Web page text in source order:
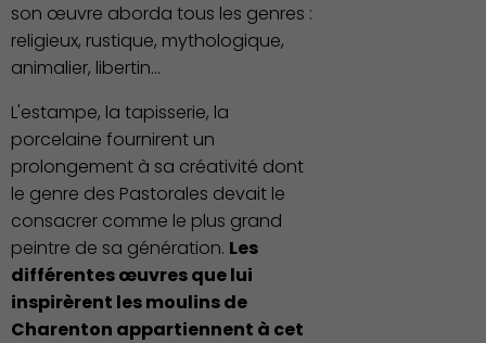
son œuvre aborda tous les genres :
religieux, rustique, mythologique,
animalier, libertin…
L'estampe, la tapisserie, la
porcelaine fournirent un
prolongement à sa créativité dont
le genre des Pastorales devait le
consacrer comme le plus grand
peintre de sa génération. Les
différentes œuvres que lui
inspirèrent les moulins de
Charenton appartiennent à cet